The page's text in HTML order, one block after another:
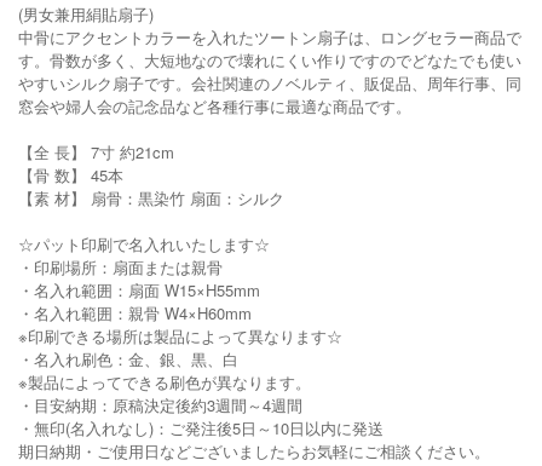
(男女兼用絹貼扇子)
中骨にアクセントカラーを入れたツートン扇子は、ロングセラー商品で
す。骨数が多く、大短地なので壊れにくい作りですのでどなたでも使い
やすいシルク扇子です。会社関連のノベルティ、販促品、周年行事、同
窓会や婦人会の記念品など各種行事に最適な商品です。
【全 長】 7寸 約21cm
【骨 数】 45本
【素 材】 扇骨：黒染竹 扇面：シルク
☆パット印刷で名入れいたします☆
・印刷場所：扇面または親骨
・名入れ範囲：扇面 W15×H55mm
・名入れ範囲：親骨 W4×H60mm
※印刷できる場所は製品によって異なります☆
・名入れ刷色：金、銀、黒、白
※製品によってできる刷色が異なります。
・目安納期：原稿決定後約3週間～4週間
・無印(名入れなし)：ご発注後5日～10日以内に発送
期日納期・ご使用日などございましたらお気軽にご相談ください。